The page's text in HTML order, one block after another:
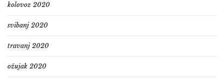
kolovoz 2020
svibanj 2020
travanj 2020
ožujak 2020